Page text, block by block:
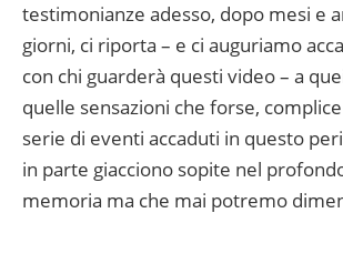
testimonianze adesso, dopo mesi e
giorni, ci riporta – e ci auguriamo
con chi guarderà questi video – a
quelle sensazioni che forse,
serie di eventi accaduti in questo
in parte giacciono sopite nel
memoria ma che mai potremo